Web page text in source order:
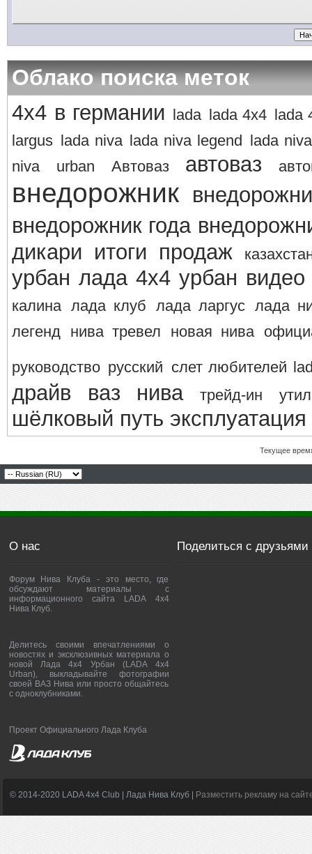
Облако поиска меток
4х4 в германии lada lada 4x4
lada
largus
lada niva lada niva legend
lada
niva
urban Автоваз автоваз
внедорожник
внедорожник года
дикари итоги продаж
урбан лада 4х4 урбан видео
калина лада клуб лада ларгус лада
легенд
нива тревел новая нива
руководство русский слет любителей
драйв ваз нива трейд-ин
шёлковый путь эксплуатация
Текущее
О нас
Форум Нива Клуба - это место, где
обсуждают материалы с
информационного сайта LADA 4x4
Нива Клуб.
Делитесь своими впечатлениями о
новостях и эксклюзивных материала о
новой Лада 4х4 Урбан (LADA 4x4
Urban), выкладывайте фотографии
своей ВАЗ Нива или просто общайтесь
с одноклубниками.
Проект Официального Лада Клуба
Поделиться с друзьями
© 2014-2020 LADA 4x4 Club | Лада Нива Клуб | Разместить рекламу на